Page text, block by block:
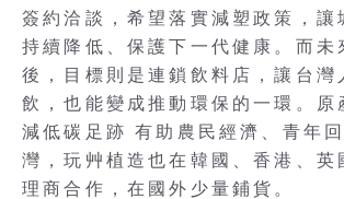
簽約洽談，希望落實減塑政策，讓
持續降低、保護下一代健康。而未
後，目標則是連鎖飲料店，讓台灣
飲，也能變成推動環保的一環。原
減低碳足跡 有助農民經濟、青年
灣，玩艸植造也在韓國、香港、英
理商合作，在國外少量鋪貨。